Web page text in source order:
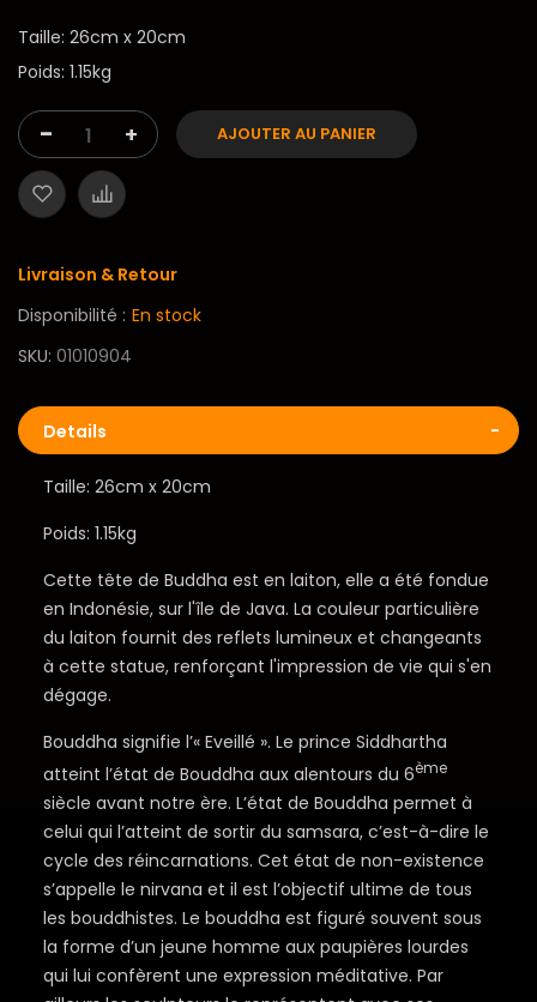
Taille: 26cm x 20cm
Poids: 1.15kg
- + AJOUTER AU PANIER
Livraison & Retour
Disponibilité : En stock
SKU 01010904
Details
Taille: 26cm x 20cm
Poids: 1.15kg
Cette tête de Buddha est en laiton, elle a été fondue
en Indonésie, sur l'île de Java. La couleur particulière
du laiton fournit des reflets lumineux et changeants
à cette statue, renforçant l'impression de vie qui s'en
dégage.
Bouddha signifie l’« Eveillé ». Le prince Siddhartha
atteint l’état de Bouddha aux alentours du 6ème
siècle avant notre ère. L’état de Bouddha permet à
celui qui l’atteint de sortir du samsara, c’est-à-dire le
cycle des réincarnations. Cet état de non-existence
s’appelle le nirvana et il est l’objectif ultime de tous
les bouddhistes. Le bouddha est figuré souvent sous
la forme d’un jeune homme aux paupières lourdes
qui lui confèrent une expression méditative. Par